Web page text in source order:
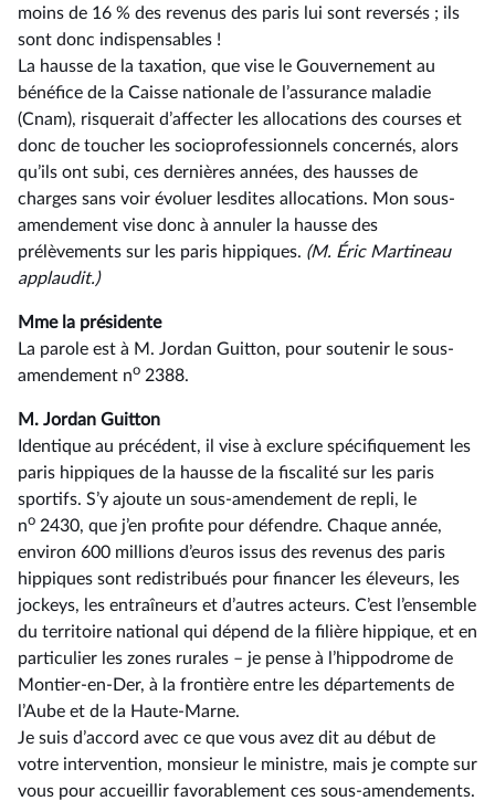
moins de 16 % des revenus des paris lui sont reversés ; ils
sont donc indispensables !
La hausse de la taxation, que vise le Gouvernement au
bénéfice de la Caisse nationale de l’assurance maladie
(Cnam), risquerait d’affecter les allocations des courses et
donc de toucher les socioprofessionnels concernés, alors
qu’ils ont subi, ces dernières années, des hausses de
charges sans voir évoluer lesdites allocations. Mon sous-
amendement vise donc à annuler la hausse des
prélèvements sur les paris hippiques. (M. Éric Martineau
applaudit.)
Mme la présidente
La parole est à M. Jordan Guitton, pour soutenir le sous-
amendement no 2388.
M. Jordan Guitton
Identique au précédent, il vise à exclure spécifiquement les
paris hippiques de la hausse de la fiscalité sur les paris
sportifs. S’y ajoute un sous-amendement de repli, le
no 2430, que j’en profite pour défendre. Chaque année,
environ 600 millions d’euros issus des revenus des paris
hippiques sont redistribués pour financer les éleveurs, les
jockeys, les entraîneurs et d’autres acteurs. C’est l’ensemble
du territoire national qui dépend de la filière hippique, et en
particulier les zones rurales –⁠ je pense à l’hippodrome de
Montier-en-Der, à la frontière entre les départements de
l’Aube et de la Haute-Marne.
Je suis d’accord avec ce que vous avez dit au début de
votre intervention, monsieur le ministre, mais je compte sur
vous pour accueillir favorablement ces sous-amendements.